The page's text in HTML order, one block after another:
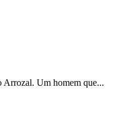
Arrozal. Um homem que...